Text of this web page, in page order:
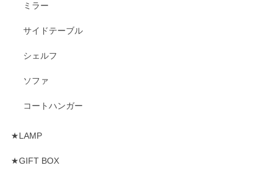
ミラー
サイドテーブル
シェルフ
ソファ
コートハンガー
★LAMP
★GIFT BOX